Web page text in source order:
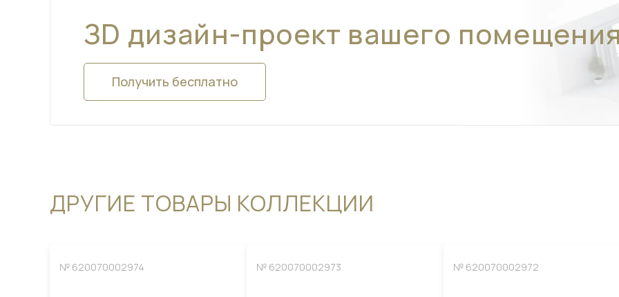
ЗD дизайн-проект вашего
Получить бесплатно
ДРУГИЕ ТОВАРЫ КОЛЛЕКЦИИ
№ 620070002974 № 620070002973 № 620070002972